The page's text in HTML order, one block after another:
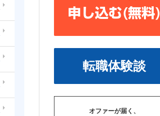
申し込む(無料)
転職体験談
オファーが届く、